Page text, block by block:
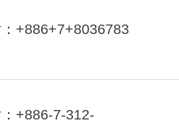
+886+7+8036783
+886-7-312-